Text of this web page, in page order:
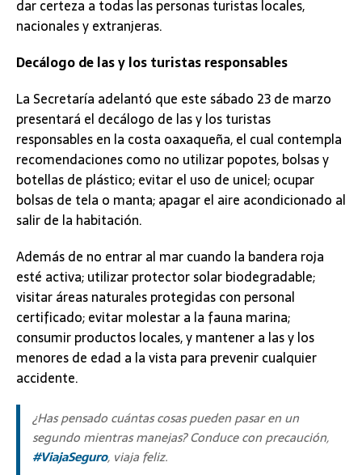
dar certeza a todas las personas turistas locales,
nacionales y extranjeras.
Decálogo de las y los turistas responsables
La Secretaría adelantó que este sábado 23 de marzo
presentará el decálogo de las y los turistas
responsables en la costa oaxaqueña, el cual contempla
recomendaciones como no utilizar popotes, bolsas y
botellas de plástico; evitar el uso de unicel; ocupar
bolsas de tela o manta; apagar el aire acondicionado al
salir de la habitación.
Además de no entrar al mar cuando la bandera roja
esté activa; utilizar protector solar biodegradable;
visitar áreas naturales protegidas con personal
certificado; evitar molestar a la fauna marina;
consumir productos locales, y mantener a las y los
menores de edad a la vista para prevenir cualquier
accidente.
¿Has pensado cuántas cosas pueden pasar en un
segundo mientras manejas? Conduce con precaución,
#ViajaSeguro, viaja feliz.